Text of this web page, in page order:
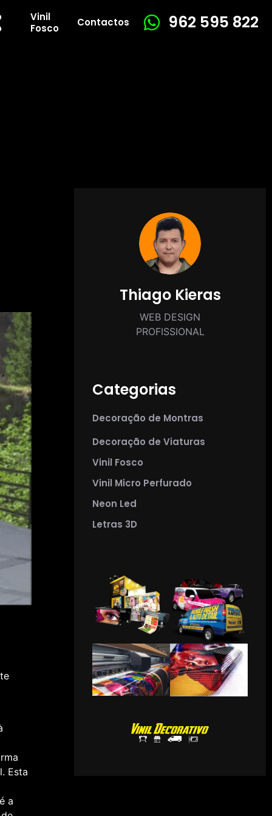
Vinil
Fosco
Contactos 962 595 822
Esta
a
Thiago Kieras
WEB DESIGN
PROFISSIONAL
Categorias
Decoração de Montras
Decoração de Viaturas
Vinil Fosco
Vinil Micro Perfurado
Neon Led
Letras 3D